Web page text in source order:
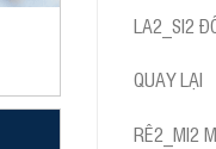
LA2_SI2
QUAY LẠI
RÊ2_MI2